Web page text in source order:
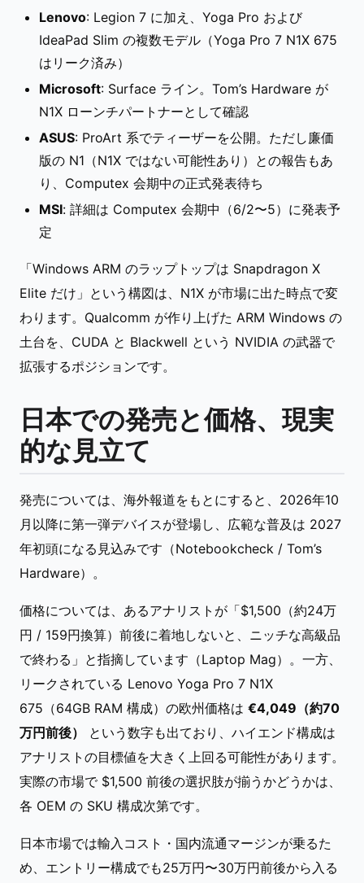
Lenovo: Legion 7 に加え、Yoga Pro および
IdeaPad Slim の複数モデル（Yoga Pro 7 N1X 675
はリーク済み）
Microsoft: Surface ライン。Tom’s Hardware が
N1X ローンチパートナーとして確認
ASUS: ProArt 系でティーザーを公開。ただし廉価
版の N1（N1X ではない可能性あり）との報告もあ
り、Computex 会期中の正式発表待ち
MSI: 詳細は Computex 会期中（6/2〜5）に発表予
定
「Windows ARM のラップトップは Snapdragon X
Elite だけ」という構図は、N1X が市場に出た時点で変
わります。Qualcomm が作り上げた ARM Windows の
土台を、CUDA と Blackwell という NVIDIA の武器で
拡張するポジションです。
日本での発売と価格、現実
的な見立て
発売については、海外報道をもとにすると、2026年10
月以降に第一弾デバイスが登場し、広範な普及は 2027
年初頭になる見込みです（Notebookcheck / Tom’s
Hardware）。
価格については、あるアナリストが「$1,500（約24万
円 / 159円換算）前後に着地しないと、ニッチな高級品
で終わる」と指摘しています（Laptop Mag）。一方、
リークされている Lenovo Yoga Pro 7 N1X
675（64GB RAM 構成）の欧州価格は €4,049（約70
万円前後）
という数字も出ており、ハイエンド構成は
アナリストの目標値を大きく上回る可能性があります。
実際の市場で $1,500 前後の選択肢が揃うかどうかは、
各 OEM の SKU 構成次第です。
日本市場では輸入コスト・国内流通マージンが乗るた
め、エントリー構成でも25万円〜30万円前後から入る